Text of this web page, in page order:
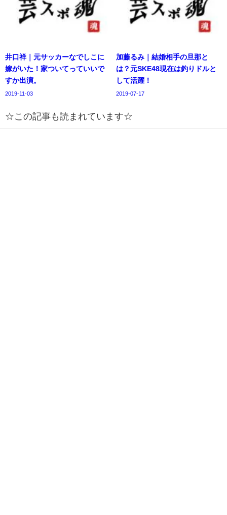
井口祥｜元サッカーなでしこに
嫁がいた！家ついてっていいで
すか出演。
2019-11-03
加藤るみ｜結婚相手の旦那と
は？元SKE48現在は釣りドルと
して活躍！
2019-07-17
☆この記事も読まれています☆